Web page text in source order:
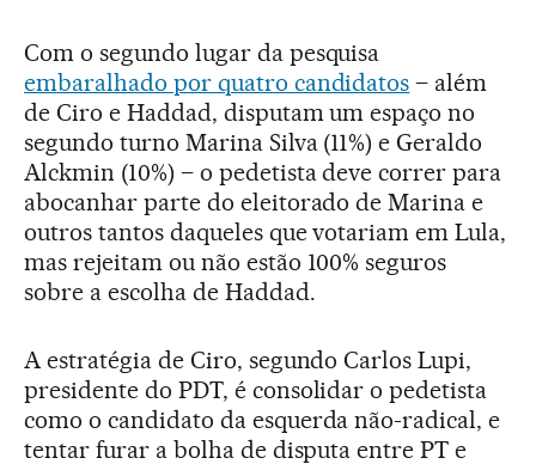
Com o segundo lugar da pesquisa
embaralhado por quatro candidatos – além
de Ciro e Haddad, disputam um espaço no
segundo turno Marina Silva (11%) e Geraldo
Alckmin (10%) – o pedetista deve correr para
abocanhar parte do eleitorado de Marina e
outros tantos daqueles que votariam em Lula,
mas rejeitam ou não estão 100% seguros
sobre a escolha de Haddad.
A estratégia de Ciro, segundo Carlos Lupi,
presidente do PDT, é consolidar o pedetista
como o candidato da esquerda não-radical, e
tentar furar a bolha de disputa entre PT e